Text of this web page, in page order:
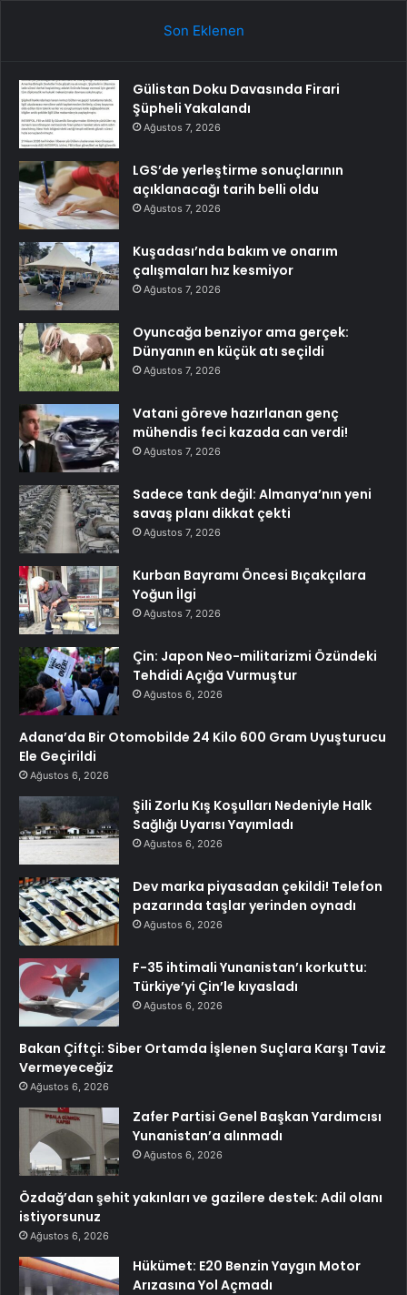
Son Eklenen
Gülistan Doku Davasında Firari
Şüpheli Yakalandı
Ağustos 7, 2026
LGS’de yerleştirme sonuçlarının
açıklanacağı tarih belli oldu
Ağustos 7, 2026
Kuşadası’nda bakım ve onarım
çalışmaları hız kesmiyor
Ağustos 7, 2026
Oyuncağa benziyor ama gerçek:
Dünyanın en küçük atı seçildi
Ağustos 7, 2026
Vatani göreve hazırlanan genç
mühendis feci kazada can verdi!
Ağustos 7, 2026
Sadece tank değil: Almanya’nın yeni
savaş planı dikkat çekti
Ağustos 7, 2026
Kurban Bayramı Öncesi Bıçakçılara
Yoğun İlgi
Ağustos 7, 2026
Çin: Japon Neo-militarizmi Özündeki
Tehdidi Açığa Vurmuştur
Ağustos 6, 2026
Adana’da Bir Otomobilde 24 Kilo 600 Gram Uyuşturucu
Ele Geçirildi
Ağustos 6, 2026
Şili Zorlu Kış Koşulları Nedeniyle Halk
Sağlığı Uyarısı Yayımladı
Ağustos 6, 2026
Dev marka piyasadan çekildi! Telefon
pazarında taşlar yerinden oynadı
Ağustos 6, 2026
F-35 ihtimali Yunanistan’ı korkuttu:
Türkiye’yi Çin’le kıyasladı
Ağustos 6, 2026
Bakan Çiftçi: Siber Ortamda İşlenen Suçlara Karşı Taviz
Vermeyeceğiz
Ağustos 6, 2026
Zafer Partisi Genel Başkan Yardımcısı
Yunanistan’a alınmadı
Ağustos 6, 2026
Özdağ’dan şehit yakınları ve gazilere destek: Adil olanı
istiyorsunuz
Ağustos 6, 2026
Hükümet: E20 Benzin Yaygın Motor
Arızasına Yol Açmadı